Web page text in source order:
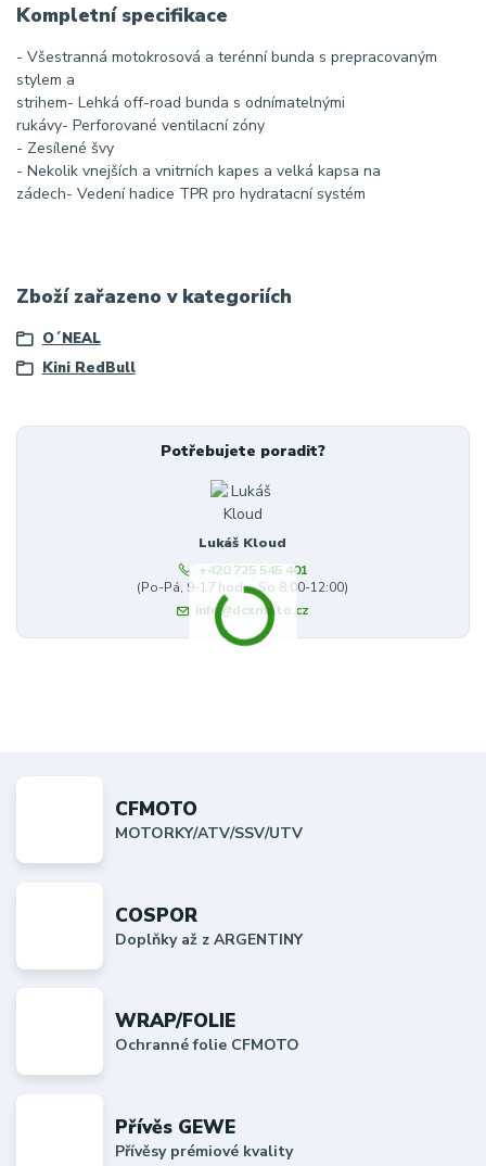
Kompletní specifikace
- Všestranná motokrosová a terénní bunda s prepracovaným
stylem a
strihem- Lehká off-road bunda s odnímatelnými
rukávy- Perforované ventilacní zóny
- Zesílené švy
- Nekolik vnejších a vnitrních kapes a velká kapsa na
zádech- Vedení hadice TPR pro hydratacní systém
Zboží zařazeno v kategoriích
O´NEAL
Kini RedBull
Potřebujete poradit?
Lukáš Kloud
+420 725 545 401
(Po-Pá, 9-17 hod. - So 8:00-12:00)
info@dcxmoto.cz
CFMOTO
MOTORKY/ATV/SSV/UTV
COSPOR
Doplňky až z ARGENTINY
WRAP/FOLIE
Ochranné folie CFMOTO
Přívěs GEWE
Přívěsy prémiové kvality